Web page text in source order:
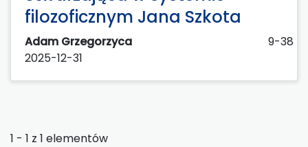
filozoficznym Jana Szkota
Adam Grzegorzyca
9-38
2025-12-31
1 - 1 z 1 elementów